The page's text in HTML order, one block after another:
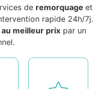
de remorquage et
rapide 24h/7j.
au meilleur prixpar un